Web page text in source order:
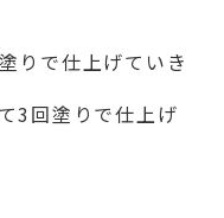
りで仕上げていき
3回塗りで仕上げ